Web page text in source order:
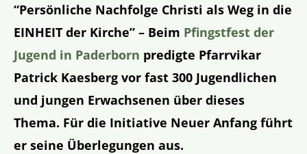
“Persönliche Nachfolge Christi als Weg in die
EINHEIT der Kirche” – Beim Pfingstfest der
Jugend in Paderborn predigte Pfarrvikar
Patrick Kaesberg vor fast 300 Jugendlichen
und jungen Erwachsenen über dieses
Thema. Für die Initiative Neuer Anfang führt
er seine Überlegungen aus.